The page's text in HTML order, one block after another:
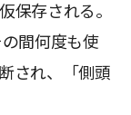
保存される。
間何度も使
され、「側頭